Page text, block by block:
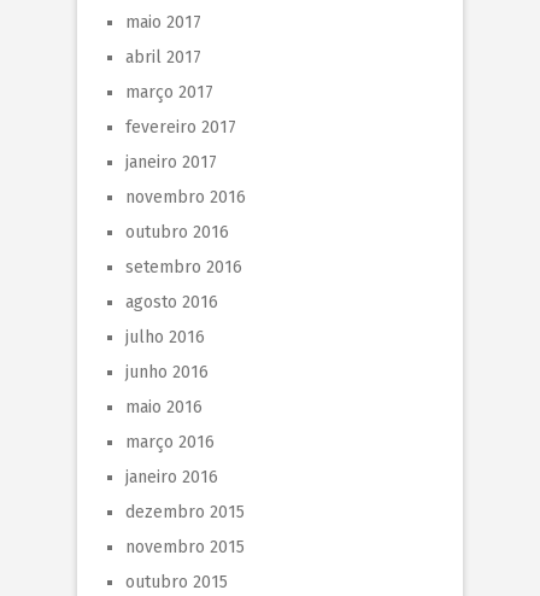
maio 2017
abril 2017
março 2017
fevereiro 2017
janeiro 2017
novembro 2016
outubro 2016
setembro 2016
agosto 2016
julho 2016
junho 2016
maio 2016
março 2016
janeiro 2016
dezembro 2015
novembro 2015
outubro 2015